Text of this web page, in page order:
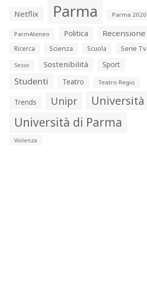
Netflix Parma Parma 2020
ParmAteneo Politica Recensione
Ricerca Scienza Scuola Serie Tv
Sesso Sostenibilità Sport
Studenti Teatro Teatro Regio
Trends Unipr Università
Università di Parma
Violenza